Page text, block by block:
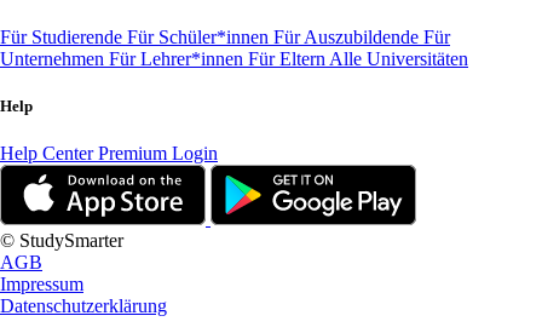
Für Studierende Für Schüler*innen Für Auszubildende Für
Unternehmen Für Lehrer*innen Für Eltern Alle Universitäten
Help
Help CenterPremium Login
© StudySmarter
AGB
Impressum
Datenschutzerklärung